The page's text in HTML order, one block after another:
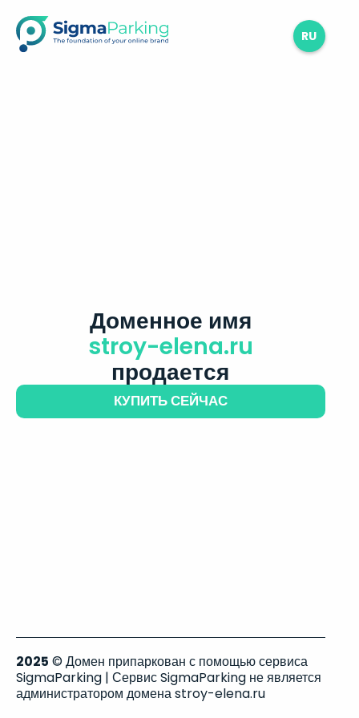
RU
Доменное имя
stroy-elena.ru
продается
КУПИТЬ СЕЙЧАС
2025 © Домен припаркован с помощью сервиса
SigmaParking | Сервис SigmaParking не является
администратором домена stroy-elena.ru